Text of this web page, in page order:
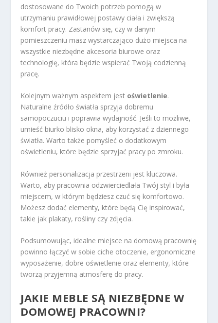
dostosowane do Twoich potrzeb pomogą w
utrzymaniu prawidłowej postawy ciała i zwiększą
komfort pracy. Zastanów się, czy w danym
pomieszczeniu masz wystarczająco dużo miejsca na
wszystkie niezbędne akcesoria biurowe oraz
technologię, która będzie wspierać Twoją codzienną
pracę.
Kolejnym ważnym aspektem jest oświetlenie.
Naturalne źródło światła sprzyja dobremu
samopoczuciu i poprawia wydajność. Jeśli to możliwe,
umieść biurko blisko okna, aby korzystać z dziennego
światła. Warto także pomyśleć o dodatkowym
oświetleniu, które będzie sprzyjać pracy po zmroku.
Również personalizacja przestrzeni jest kluczowa.
Warto, aby pracownia odzwierciedlała Twój styl i była
miejscem, w którym będziesz czuć się komfortowo.
Możesz dodać elementy, które będą Cię inspirować,
takie jak plakaty, rośliny czy zdjęcia.
Podsumowując, idealne miejsce na domową pracownię
powinno łączyć w sobie ciche otoczenie, ergonomiczne
wyposażenie, dobre oświetlenie oraz elementy, które
tworzą przyjemną atmosferę do pracy.
JAKIE MEBLE SĄ NIEZBĘDNE W
DOMOWEJ PRACOWNI?